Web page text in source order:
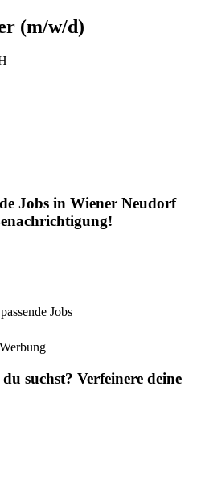
(m/w/d)
Jobs in Wiener Neudorf
Jobs
suchst? Verfeinere deine